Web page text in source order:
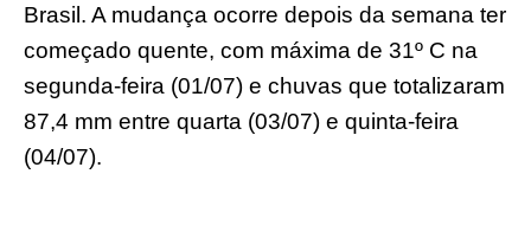
Brasil. A mudança ocorre depois da semana ter
começado quente, com máxima de 31º C na
segunda-feira (01/07) e chuvas que totalizaram
87,4 mm entre quarta (03/07) e quinta-feira
(04/07).